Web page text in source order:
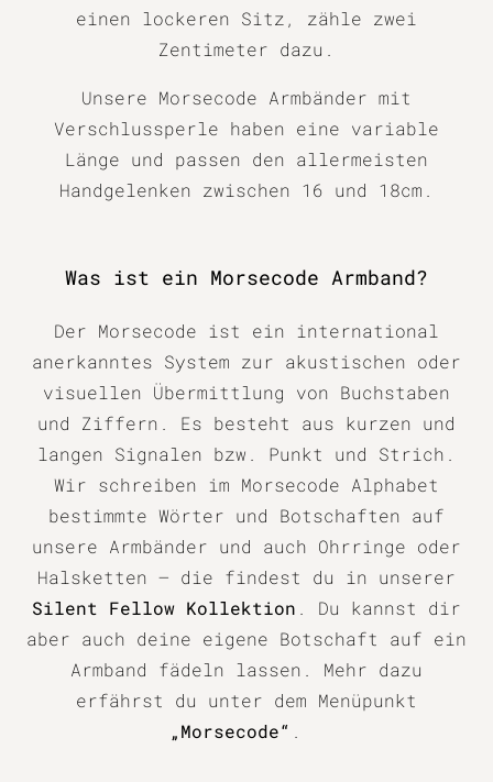
einen lockeren Sitz, zähle zwei
Zentimeter dazu.
Unsere Morsecode Armbänder mit
Verschlussperle haben eine variable
Länge und passen den allermeisten
Handgelenken zwischen 16 und 18cm.
Was ist ein Morsecode Armband?
Der Morsecode ist ein international
anerkanntes System zur akustischen oder
visuellen Übermittlung von Buchstaben
und Ziffern. Es besteht aus kurzen und
langen Signalen bzw. Punkt und Strich.
Wir schreiben im Morsecode Alphabet
bestimmte Wörter und Botschaften auf
unsere Armbänder und auch Ohrringe oder
Halsketten – die findest du in unserer
Silent Fellow Kollektion . Du kannst dir
aber auch deine eigene Botschaft auf ein
Armband fädeln lassen. Mehr dazu
erfährst du unter dem Menüpunkt
„Morsecode“